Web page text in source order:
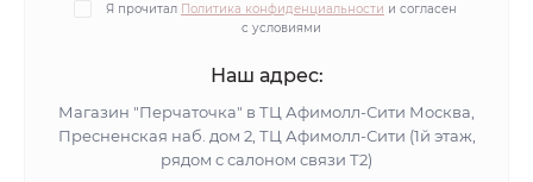
Я прочитал Политика конфиденциальности и согласен
с условиями
Наш адрес:
Магазин "Перчаточка" в ТЦ Афимолл-Сити Москва,
Пресненская наб. дом 2, ТЦ Афимолл-Сити (1й этаж,
рядом с салоном связи Т2)